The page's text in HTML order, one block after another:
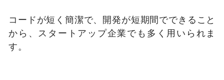
コードが短く簡潔で、開発が短期間でできること
から、スタートアップ企業でも多く用いられま
す。